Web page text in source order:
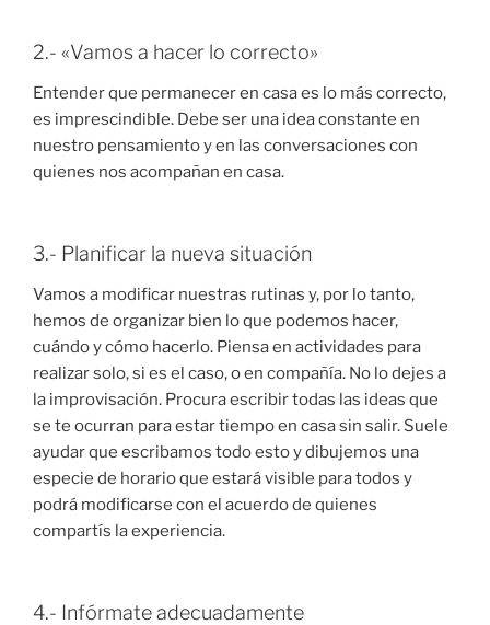
2.- «Vamos a hacer lo correcto»
Entender que permanecer en casa es lo más correcto,
es imprescindible. Debe ser una idea constante en
nuestro pensamiento y en las conversaciones con
quienes nos acompañan en casa.
3.- Planificar la nueva situación
Vamos a modificar nuestras rutinas y, por lo tanto,
hemos de organizar bien lo que podemos hacer,
cuándo y cómo hacerlo. Piensa en actividades para
realizar solo, si es el caso, o en compañía. No lo dejes a
la improvisación. Procura escribir todas las ideas que
se te ocurran para estar tiempo en casa sin salir. Suele
ayudar que escribamos todo esto y dibujemos una
especie de horario que estará visible para todos y
podrá modificarse con el acuerdo de quienes
compartís la experiencia.
4.- Infórmate adecuadamente